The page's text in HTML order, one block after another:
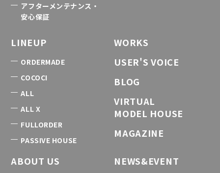
アフターメンテナンス・
安心保証
LINEUP
ORDERMADE
COCOCI
ALL
ALL X
FULLORDER
PASSIVE HOUSE
WORKS
USER'S VOICE
BLOG
VIRTUAL
MODEL HOUSE
MAGAZINE
ABOUT US
NEWS&EVENT